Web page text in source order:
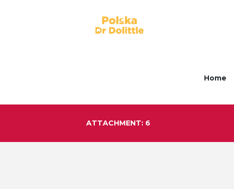
Home
ATTACHMENT: 6